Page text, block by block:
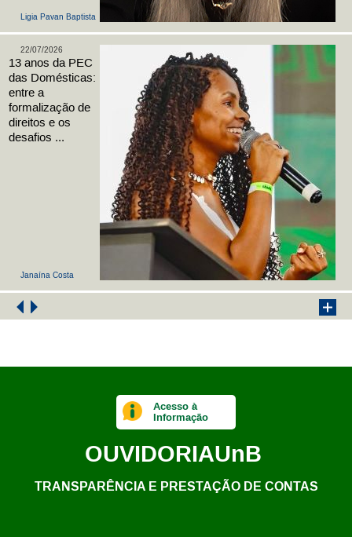
Ligia Pavan Baptista
Janaína Costa
22/07/2026
13 anos da PEC
das Domésticas:
entre a
formalização de
direitos e os
desafios ...
Acesso à
Informação
OUVIDORIAUnB
TRANSPARÊNCIA E PRESTAÇÃO DE CONTAS